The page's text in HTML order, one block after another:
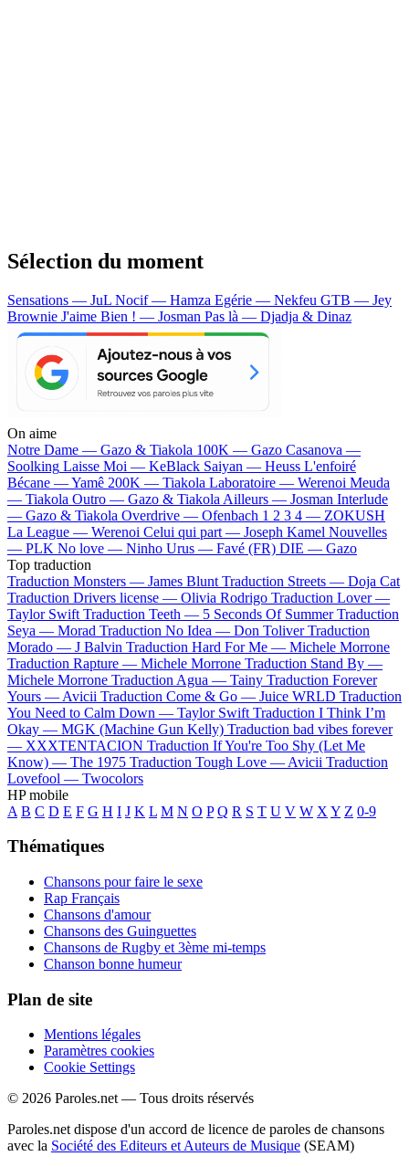
Sélection du moment
Sensations — JuL Nocif — Hamza Egérie — Nekfeu GTB — Jey
Brownie J'aime Bien ! — Josman Pas là — Djadja & Dinaz
On aime
Notre Dame — Gazo & Tiakola 100K — Gazo Casanova —
Soolking Laisse Moi — KeBlack Saiyan — Heuss L'enfoiré
Bécane —Yamê 200K — Tiakola Laboratoire — Werenoi Meuda
— Tiakola Outro — Gazo & Tiakola Ailleurs — Josman Interlude
— Gazo & Tiakola Overdrive — Ofenbach 1 2 3 4 — ZOKUSH
La League — Werenoi Celui qui part — Joseph Kamel Nouvelles
— PLK No love — Ninho Urus — Favé (FR) DIE — Gazo
Top traduction
Traduction Monsters — James Blunt Traduction Streets — Doja Cat
Traduction Drivers license — Olivia Rodrigo Traduction Lover —
Taylor Swift Traduction Teeth — 5 Seconds Of Summer Traduction
Seya — Morad Traduction No Idea — Don Toliver Traduction
Morado — J Balvin Traduction Hard For Me — Michele Morrone
Traduction Rapture — Michele Morrone Traduction Stand By —
Michele Morrone Traduction Agua — Tainy Traduction Forever
Yours — Avicii Traduction Come & Go — Juice WRLD Traduction
You Need to Calm Down — Taylor Swift Traduction I Think I’m
Okay — MGK (Machine Gun Kelly) Traduction bad vibes forever
— XXXTENTACION Traduction If You're Too Shy (Let Me
Know) — The 1975 Traduction Tough Love — Avicii Traduction
Lovefool — Twocolors
HP mobile
A B C D E F G H I J K L M N O P Q R S T U V W X Y Z 0-9
Thématiques
Chansons pour faire le sexe
Rap Français
Chansons d'amour
Chansons des Guinguettes
Chansons de Rugby et 3ème mi-temps
Chanson bonne humeur
Plan de site
Mentions légales
Paramètres cookies
Cookie Settings
© 2026 Paroles.net — Tous droits réservés
Paroles.net dispose d'un accord de licence de paroles de chansons
avec la Société des Editeurs et Auteurs de Musique (SEAM)